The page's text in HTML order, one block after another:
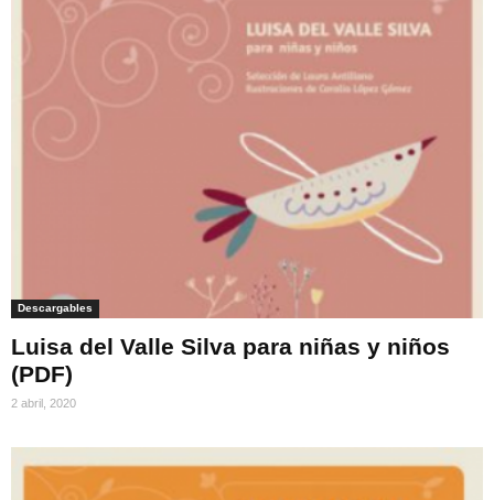
Descargables
Luisa del Valle Silva para niñas y niños
(PDF)
2 abril, 2020